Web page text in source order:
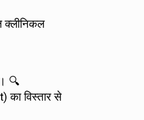
क्लीनिकल
🔍
का विस्तार से